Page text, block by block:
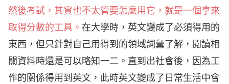
然後考試，其實也不太管要怎麼用它，就是一個拿來
取得分數的工具。 在大學時，英文變成了必須得用的
東西，但只針對自己用得到的領域詞彙了解，閱讀相
關資料時還是可以略知一二。直到出社會後，因為工
作的關係得用到英文，此時英文變成了日常生活中會